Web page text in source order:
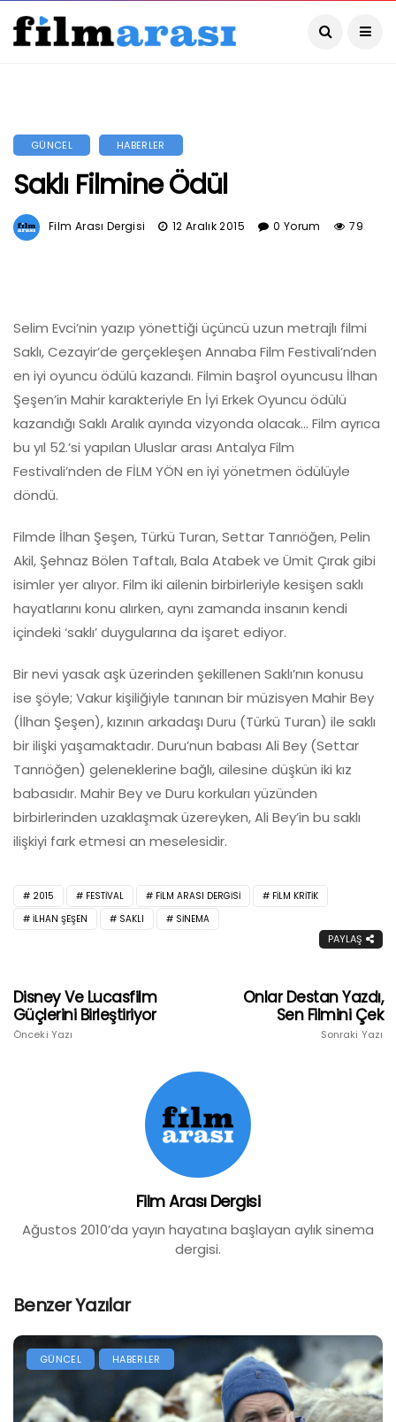
GÜNCEL HABERLER
Saklı Filmine Ödül
Film Arası Dergisi 12 Aralık 2015 0 Yorum 79
Selim Evci’nin yazıp yönettiği üçüncü uzun metrajlı filmi
Saklı, Cezayir’de gerçekleşen Annaba Film Festivali’nden
en iyi oyuncu ödülü kazandı. Filmin başrol oyuncusu İlhan
Şeşen’in Mahir karakteriyle En İyi Erkek Oyuncu ödülü
kazandığı Saklı Aralık ayında vizyonda olacak… Film ayrıca
bu yıl 52.’si yapılan Uluslar arası Antalya Film
Festivali’nden de FİLM YÖN en iyi yönetmen ödülüyle
döndü.
Filmde İlhan Şeşen, Türkü Turan, Settar Tanrıöğen, Pelin
Akil, Şehnaz Bölen Taftalı, Bala Atabek ve Ümit Çırak gibi
isimler yer alıyor. Film iki ailenin birbirleriyle kesişen saklı
hayatlarını konu alırken, aynı zamanda insanın kendi
içindeki ‘saklı’ duygularına da işaret ediyor.
Bir nevi yasak aşk üzerinden şekillenen Saklı’nın konusu
ise şöyle; Vakur kişiliğiyle tanınan bir müzisyen Mahir Bey
(İlhan Şeşen), kızının arkadaşı Duru (Türkü Turan) ile saklı
bir ilişki yaşamaktadır. Duru’nun babası Ali Bey (Settar
Tanrıöğen) geleneklerine bağlı, ailesine düşkün iki kız
babasıdır. Mahir Bey ve Duru korkuları yüzünden
birbirlerinden uzaklaşmak üzereyken, Ali Bey’in bu saklı
ilişkiyi fark etmesi an meselesidir.
2015 FESTIVAL FILM ARASI DERGISI
FILM KRITIK
İLHAN ŞEŞEN
SAKLI SINEMA
PAYLAŞ
Disney Ve Lucasfilm
Güçlerini Birleştiriyor
Önceki Yazı
Onlar Destan Yazdı,
Sen Filmini Çek
Sonraki Yazı
Film Arası Dergisi
Ağustos 2010’da yayın hayatına başlayan aylık sinema
dergisi.
Benzer Yazılar
GÜNCEL HABERLER